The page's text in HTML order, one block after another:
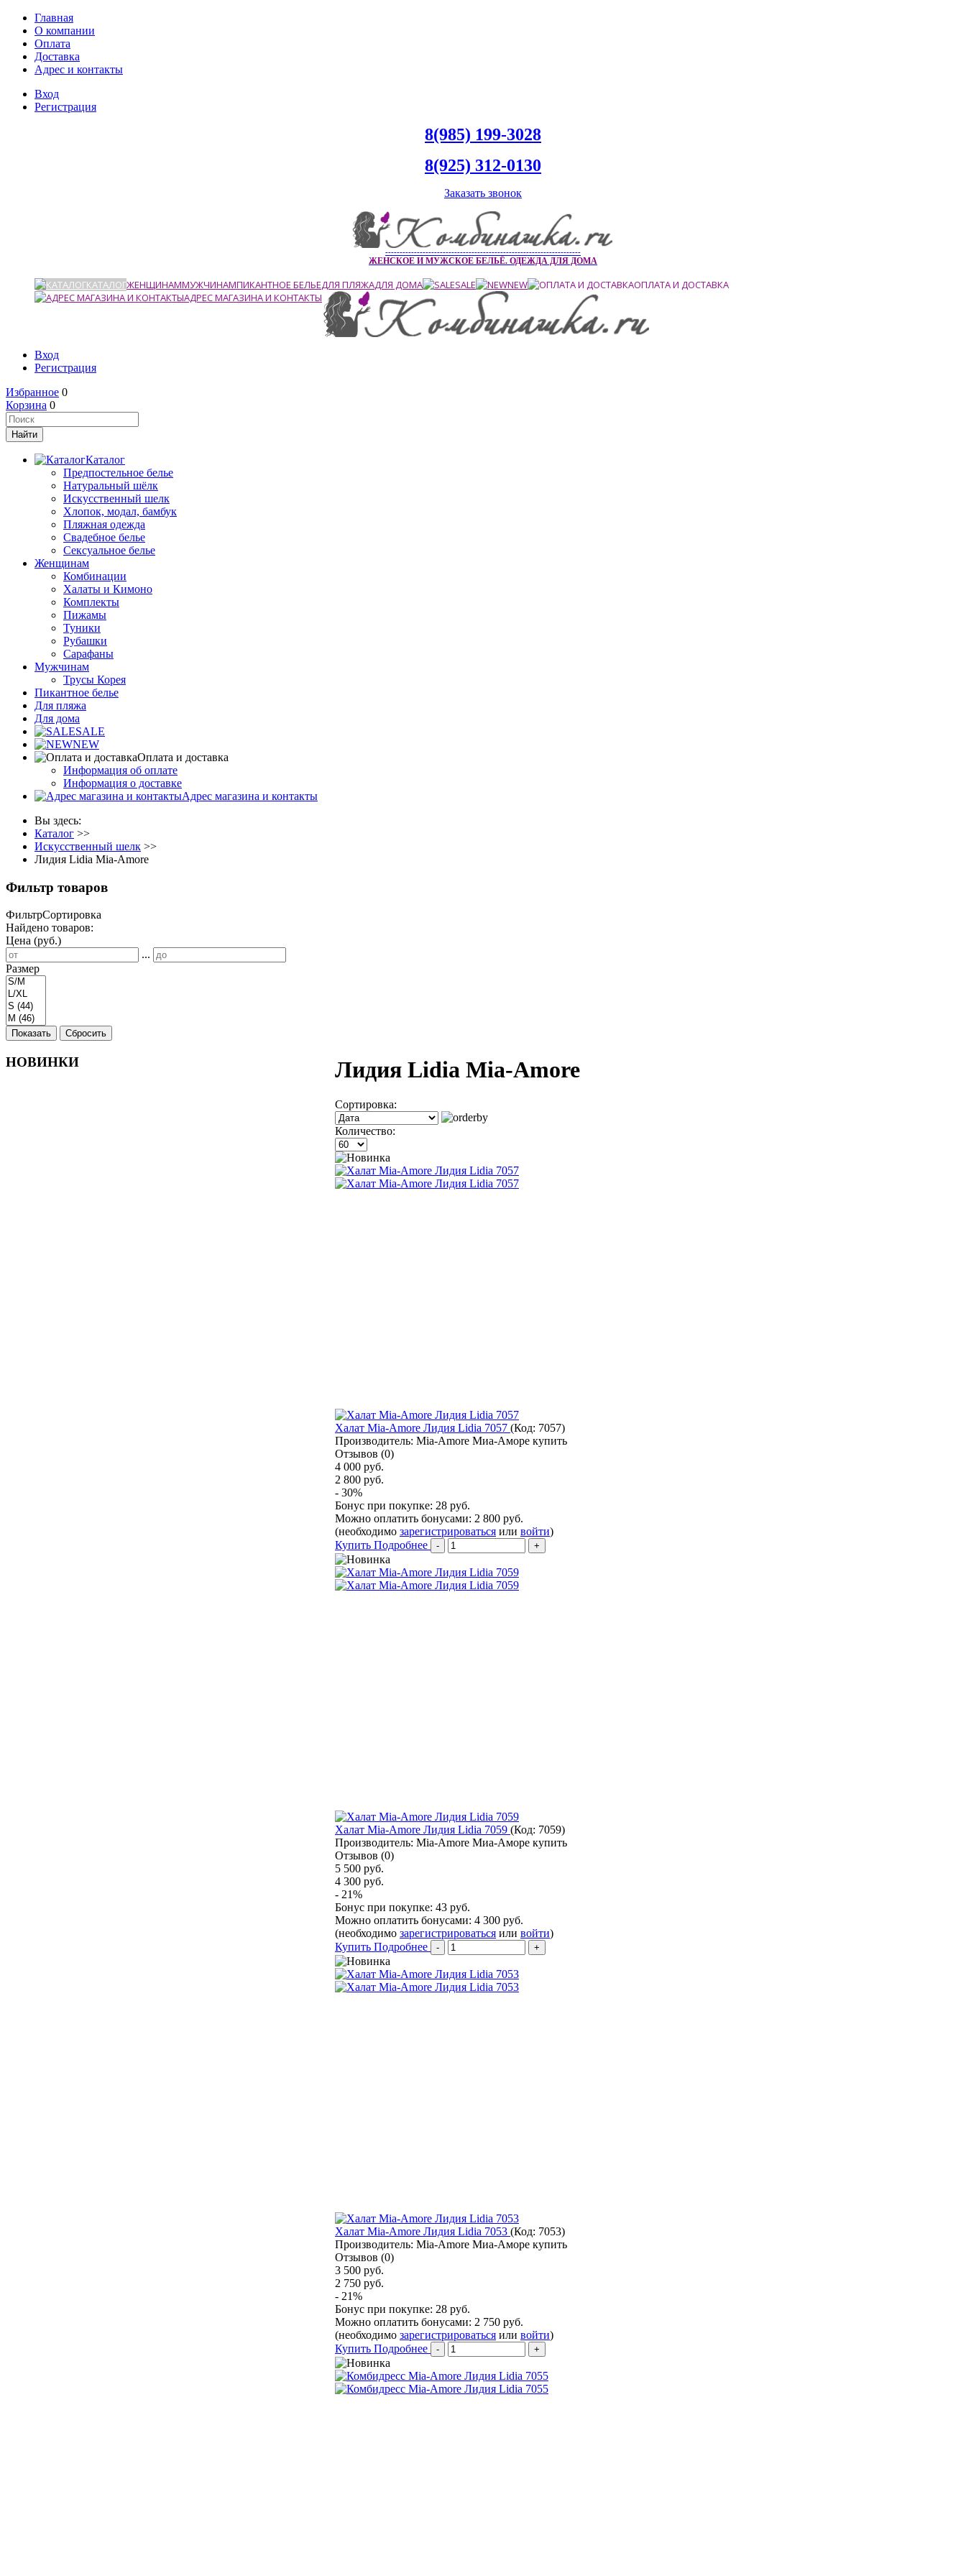
Главная
О компании
Оплата
Доставка
Адрес и контакты
Вход
Регистрация
8(985) 199-3028
8(925) 312-0130
Заказать звонок
--------------------------------------------------------------------
ЖЕНСКОЕ И МУЖСКОЕ БЕЛЬЁ. ОДЕЖДА ДЛЯ ДОМА
КАТАЛОГЖЕНЩИНАММУЖЧИНАМПИКАНТНОЕ БЕЛЬЕДЛЯ ПЛЯЖАДЛЯ ДОМА SALE NEW
ОПЛАТА И ДОСТАВКА
АДРЕС МАГАЗИНА И КОНТАКТЫ
Вход
Регистрация
Избранное 0
Корзина 0
Каталог
Предпостельное белье
Натуральный шёлк
Искусственный шелк
Хлопок, модал, бамбук
Пляжная одежда
Свадебное белье
Сексуальное белье
Женщинам
Комбинации
Халаты и Кимоно
Комплекты
Пижамы
Туники
Рубашки
Сарафаны
Мужчинам
Трусы Корея
Пикантное белье
Для пляжа
Для дома
SALE
NEW
Оплата и доставка
Информация об оплате
Информация о доставке
Адрес магазина и контакты
Вы здесь:
Каталог >>
Искусственный шелк >>
Лидия Lidia Mia-Amore
Фильтр товаров
ФильтрСортировка
Найдено товаров:
Цена (руб.)
...
Размер
Показать Сбросить
Лидия Lidia Mia-Amore
Сортировка:
Количество:
Халат Mia-Amore Лидия Lidia 7057 (Код: 7057)
Производитель: Mia-Amore Миа-Аморе купить
Отзывов (0)
4 000 руб.
2 800 руб.
- 30%
Бонус при покупке: 28 руб.
Можно оплатить бонусами: 2 800 руб.
(необходимо зарегистрироваться или войти)
Купить Подробнее
Халат Mia-Amore Лидия Lidia 7059 (Код: 7059)
Производитель: Mia-Amore Миа-Аморе купить
Отзывов (0)
5 500 руб.
4 300 руб.
- 21%
Бонус при покупке: 43 руб.
Можно оплатить бонусами: 4 300 руб.
(необходимо зарегистрироваться или войти)
Купить Подробнее
Халат Mia-Amore Лидия Lidia 7053 (Код: 7053)
Производитель: Mia-Amore Миа-Аморе купить
Отзывов (0)
3 500 руб.
2 750 руб.
- 21%
Бонус при покупке: 28 руб.
Можно оплатить бонусами: 2 750 руб.
(необходимо зарегистрироваться или войти)
Купить Подробнее
НОВИНКИ